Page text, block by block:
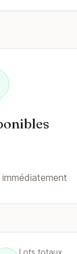
Lots totaux